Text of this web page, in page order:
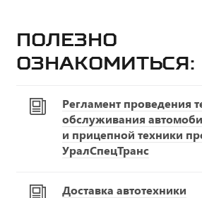
Полезно
ознакомиться:
Регламент проведения
обслуживания
и прицепной техники
УралСпецТранс
Доставка автотехники